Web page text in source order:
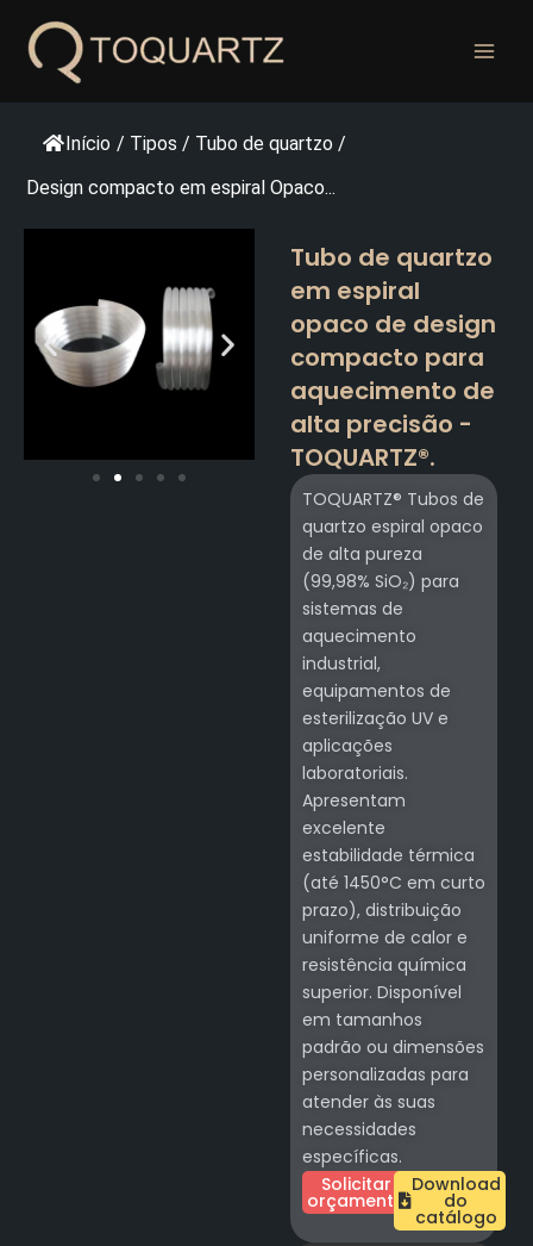
para
Início / Tipos / Tubo de quartzo /
Design compacto em espiral Opaco...
Tubo de quartzo
em espiral
opaco de design
compacto para
aquecimento de
alta precisão -
TOQUARTZ®.
TOQUARTZ® Tubos de
quartzo espiral opaco
de alta pureza
(99,98% SiO₂) para
sistemas de
aquecimento
industrial,
equipamentos de
esterilização UV e
aplicações
laboratoriais.
Apresentam
excelente
estabilidade térmica
(até 1450°C em curto
prazo), distribuição
uniforme de calor e
resistência química
superior. Disponível
em tamanhos
padrão ou dimensões
personalizadas para
atender às suas
necessidades
específicas.
Solicitar
orçamento
Download
do
catálogo